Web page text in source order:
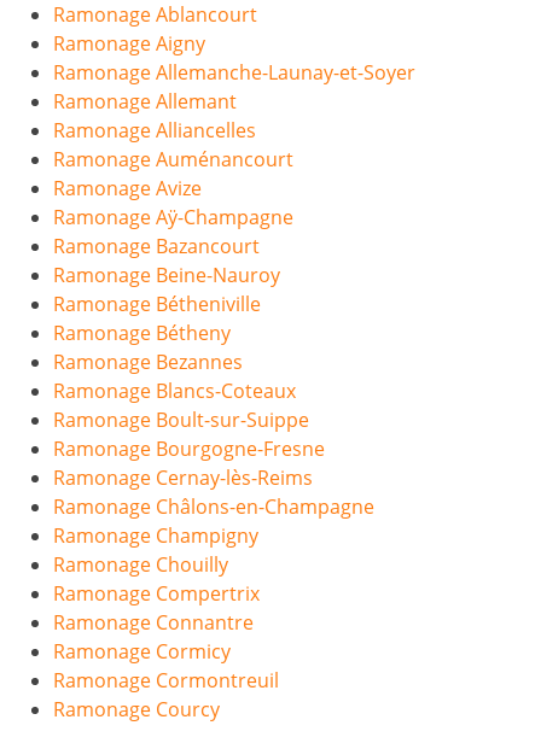
Ramonage Ablancourt
Ramonage Aigny
Ramonage Allemanche-Launay-et-Soyer
Ramonage Allemant
Ramonage Alliancelles
Ramonage Auménancourt
Ramonage Avize
Ramonage Aÿ-Champagne
Ramonage Bazancourt
Ramonage Beine-Nauroy
Ramonage Bétheniville
Ramonage Bétheny
Ramonage Bezannes
Ramonage Blancs-Coteaux
Ramonage Boult-sur-Suippe
Ramonage Bourgogne-Fresne
Ramonage Cernay-lès-Reims
Ramonage Châlons-en-Champagne
Ramonage Champigny
Ramonage Chouilly
Ramonage Compertrix
Ramonage Connantre
Ramonage Cormicy
Ramonage Cormontreuil
Ramonage Courcy